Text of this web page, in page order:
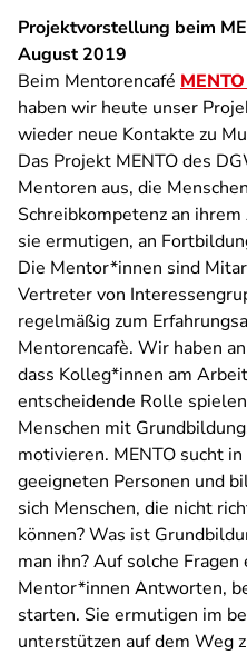
Projektvorstellung beim
August 2019
Beim Mentorencafé MENTO
haben wir heute unser
wieder neue Kontakte zu
Das Projekt MENTO des
Mentoren aus, die
Schreibkompetenz an
sie ermutigen, an
Die Mentor*innen sind
Vertreter von
regelmäßig zum
Mentorencafè. Wir haben
dass Kolleg*innen am
entscheidende Rolle
Menschen mit
motivieren. MENTO sucht
geeigneten Personen und
sich Menschen, die nicht
können? Was ist
man ihn? Auf solche
Mentor*innen Antworten,
starten. Sie ermutigen im
unterstützen auf dem Weg